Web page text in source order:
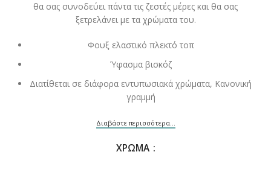
θα σας συνοδεύει πάντα τις ζεστές μέρες και θα σας
ξετρελάνει με τα χρώματα του.
Φουξ ελαστικό πλεκτό τοπ
Ύφασμα βισκόζ
Διατίθεται σε διάφορα εντυπωσιακά χρώματα, Κανονική
γραμμή
Διαβάστε περισσότερα...
ΧΡΏΜΑ